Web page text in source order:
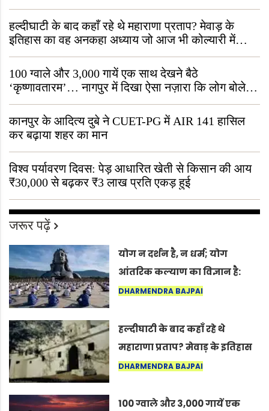
हल्दीघाटी के बाद कहाँ रहे थे महाराणा प्रताप? मेवाड़ के
इतिहास का वह अनकहा अध्याय जो आज भी कोल्यारी में
जीवित है
100 ग्वाले और 3,000 गायें एक साथ देखने बैठे
‘कृष्णावतारम’… नागपुर में दिखा ऐसा नज़ारा कि लोग बोले,
“ऐसा तो सिर्फ़ कृष्ण ही कर सकते हैं”
कानपुर के आदित्य दुबे ने CUET-PG में AIR 141 हासिल
कर बढ़ाया शहर का मान
विश्व पर्यावरण दिवस: पेड़ आधारित खेती से किसान की आय
₹30,000 से बढ़कर ₹3 लाख प्रति एकड़ हुई
जरूर पढ़ें
योग न दर्शन है, न धर्म; योग
आंतरिक कल्याण का विज्ञान है:
अंतरराष्ट्रीय योग दिवस 2026 पर
DHARMENDRA BAJPAI
हल्दीघाटी के बाद कहाँ रहे थे
महाराणा प्रताप? मेवाड़ के इतिहास
का वह अनकहा अध्याय जो आज भी
DHARMENDRA BAJPAI
100 ग्वाले और 3,000 गायें एक